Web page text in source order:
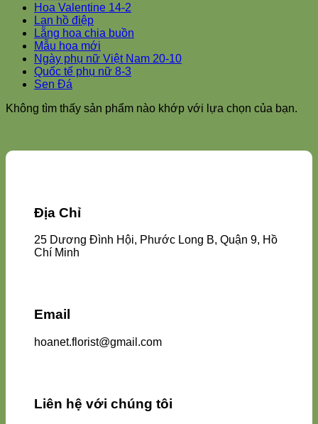
Hoa Valentine 14-2
Lan hồ điệp
Lẵng hoa chia buồn
Mẫu hoa mới
Ngày phụ nữ Việt Nam 20-10
Quốc tế phụ nữ 8-3
Sen Đá
Không tìm thấy sản phẩm nào khớp với lựa chọn của bạn.
Địa Chỉ
25 Dương Đình Hội, Phước Long B, Quận 9, Hồ
Chí Minh
Email
hoanet.florist@gmail.com
Liên hệ với chúng tôi